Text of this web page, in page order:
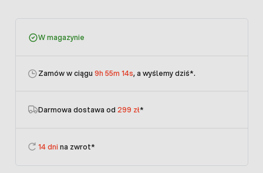
W magazynie
Zamów w ciągu 9h 55m 14s, a wyślemy dziś*.
Darmowa dostawa od 299 zł*
14 dni na zwrot*